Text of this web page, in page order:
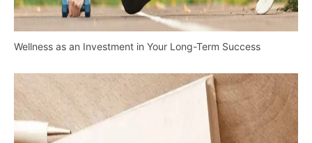
Wellness as an Investment in Your Long-Term Success